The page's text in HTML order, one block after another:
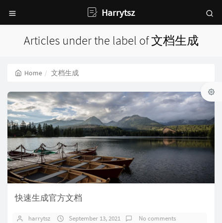
Harrytsz
Articles under the label of 文档生成
Home 文档生成
快速生成官方文档
harrytsz September 13, 2021 No comments